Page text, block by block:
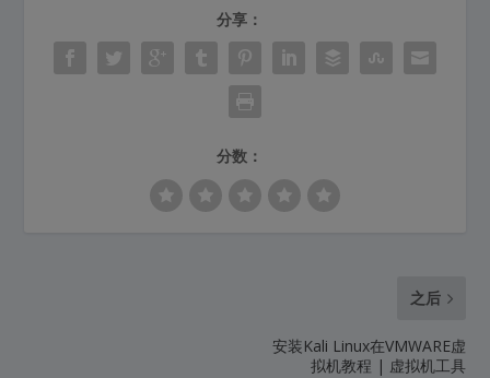
分享：
分数：
之后
安装Kali Linux在VMWARE虚
拟机教程 | 虚拟机工具